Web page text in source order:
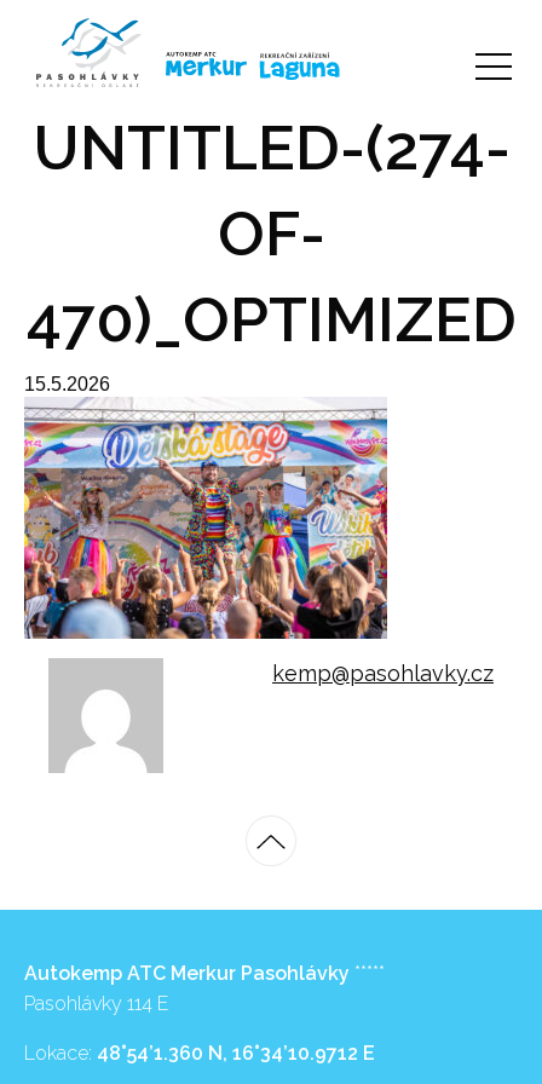
UNTITLED-(274-
OF-
470)_OPTIMIZED
15.5.2026
kemp@pasohlavky.cz
Autokemp ATC Merkur Pasohlávky *****
Pasohlávky 114 E
Lokace: 48°54’1.360 N, 16°34’10.9712 E